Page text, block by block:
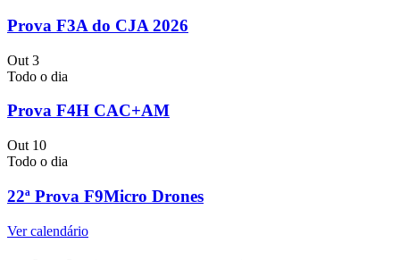
Prova F3A do CJA 2026
Out 3
Todo o dia
Prova F4H CAC+AM
Out 10
Todo o dia
22ª Prova F9Micro Drones
Ver calendário